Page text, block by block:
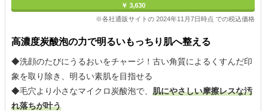
￥ 3,630
※各社通販サイトの 2024年11月7日時点 での税込価格
高濃度炭酸泡の力で明るいもっちり肌へ整える
◆洗顔のたびにうるおいをチャージ！古い角質によるくすんだ印
象を取り除き、明るい素肌を目指せる
◆毛穴より小さなマイクロ炭酸泡で、 肌にやさしい摩擦レスな汚
れ落ちが叶う